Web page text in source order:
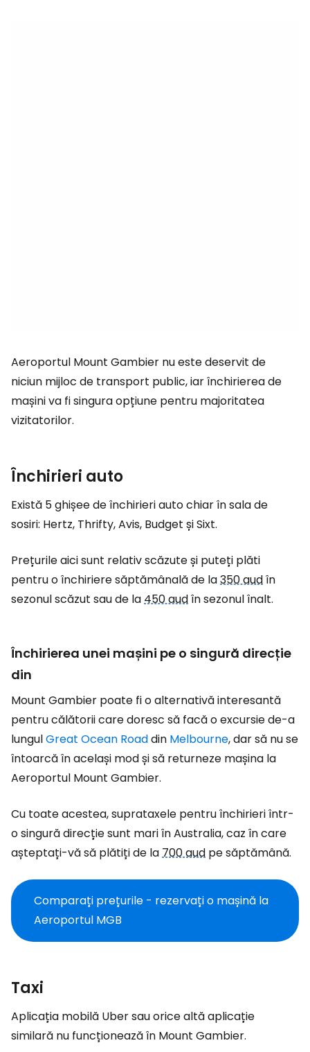
Aeroportul Mount Gambier nu este deservit de
niciun mijloc de transport public, iar închirierea de
mașini va fi singura opțiune pentru majoritatea
vizitatorilor.
Închirieri auto
Există 5 ghișee de închirieri auto chiar în sala de
sosiri: Hertz, Thrifty, Avis, Budget și Sixt.
Prețurile aici sunt relativ scăzute și puteți plăti
pentru o închiriere săptămânală de la350 audîn
sezonul scăzut sau de la450 audîn sezonul înalt.
Închirierea unei mașini pe o singură direcție
din
Mount Gambier poate fi o alternativă interesantă
pentru călătorii care doresc să facă o excursie de-a
lungulGreat Ocean Roaddin Melbourne, dar să nu se
întoarcă în același mod și să returneze mașina la
Aeroportul Mount Gambier.
Cu toate acestea, suprataxele pentru închirieri într-
o singură direcție sunt mari în Australia, caz în care
așteptați-vă să plătiți de la700 aud pe săptămână.
Comparați prețurile - rezervați o mașină la
Aeroportul MGB
Taxi
Aplicația mobilă Uber sau orice altă aplicație
similară nu funcționează în Mount Gambier.